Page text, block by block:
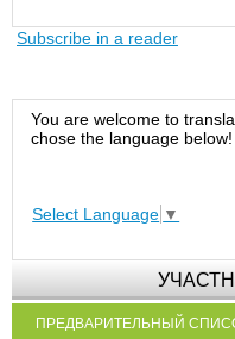
Subscribe in a reader
You are welcome to
chose the language below!
Select Language ▼
ПРЕДВАРИТЕЛЬНЫЙ